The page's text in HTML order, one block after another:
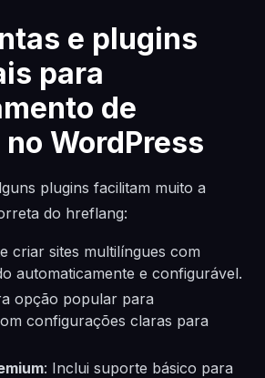
e plugins
para
de
WordPress
plugins facilitam muito a
do hreflang:
criar sites multilíngues com
automaticamente e configurável.
opção popular para
configurações claras para
: Inclui suporte básico para